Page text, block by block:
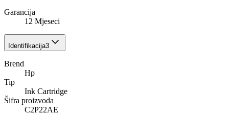
Garancija
12 Mjeseci
Identifikacija3
Brend
Hp
Tip
Ink Cartridge
Šifra proizvoda
C2P22AE